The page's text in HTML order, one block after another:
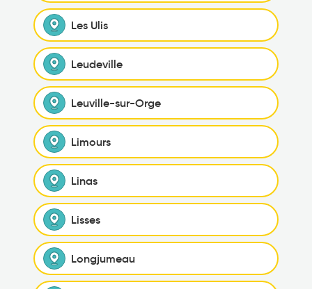
Les Ulis
Leudeville
Leuville-sur-Orge
Limours
Linas
Lisses
Longjumeau